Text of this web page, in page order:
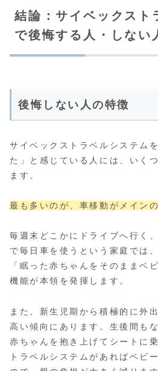
結論：サイベックスト
で後悔する人・しない
後悔しない人の特徴
サイベックストラベルシステム
た」と感じている人には、いく
ます。
最も多いのが、車移動がメイン
毎週末どこかにドライブへ行く
で毎日車を使うという家庭では
「眠った赤ちゃんをそのままベ
機能が本領を発揮します。
また、新生児期から積極的に外
高い傾向にあります。生後間も
赤ちゃんを抱き上げてシートに
トラベルシステムがあればベビ